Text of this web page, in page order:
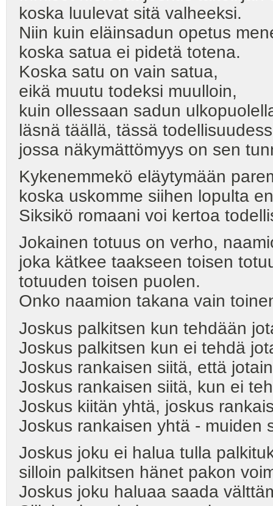
koska luulevat sitä valheeksi.
Niin kuin eläinsadun opetus
koska satua ei pidetä totena.
Koska satu on vain satua,
eikä muutu todeksi muulloin,
kuin ollessaan sadun
läsnä täällä, tässä
jossa näkymättömyys on sen
Kykenemmekö eläytymään
koska uskomme siihen lopulta
Siksikö romaani voi kertoa
Jokainen totuus on verho,
joka kätkee taakseen toisen
totuuden toisen puolen.
Onko naamion takana vain
Joskus palkitsen kun tehdään
Joskus palkitsen kun ei tehdä
Joskus rankaisen siitä, että
Joskus rankaisen siitä, kun ei
Joskus kiitän yhtä, joskus
Joskus rankaisen yhtä - muiden
Joskus joku ei halua tulla
silloin palkitsen hänet pakon
Joskus joku haluaa saada